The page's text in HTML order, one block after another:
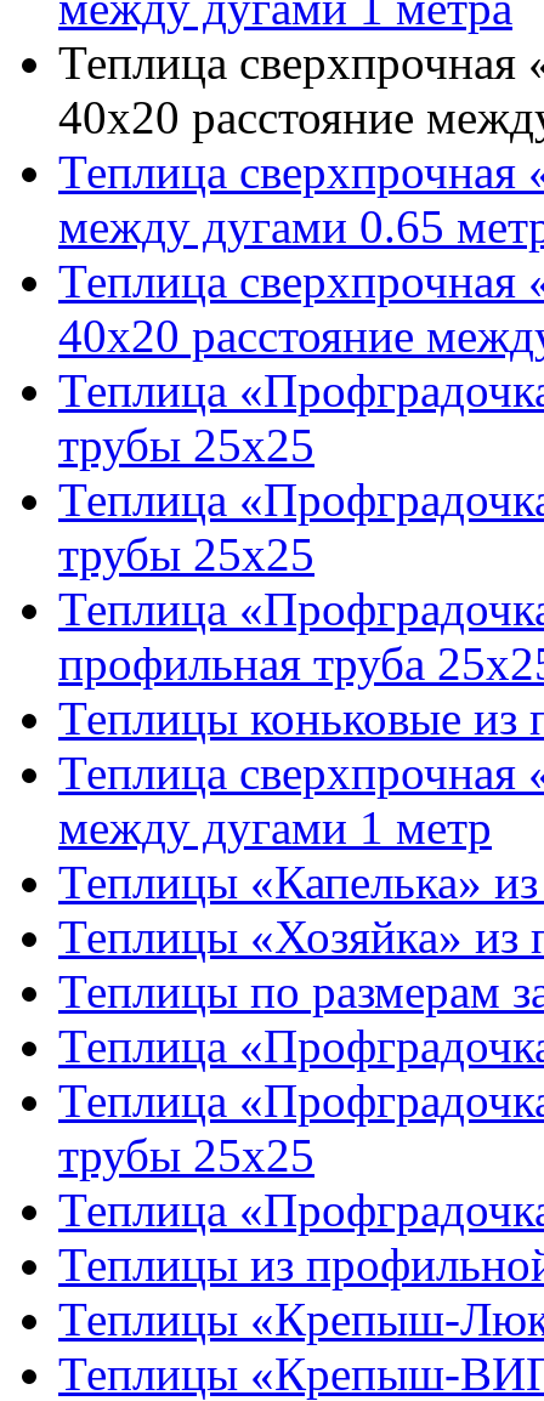
Теплица сверхпрочная
40х20 расстояние
Теплица
между дугами 0.65
Теплица сверхпрочная
40х20 расстояние
Теплица
трубы 25х25
Теплица
трубы 25х25
Теплица
профильная труба
Теплицы коньковые из
Теплица
между дугами 1 метр
Теплицы «Капелька»
Теплицы «Хозяйка» из
Теплицы по размерам
Теплица
Теплица
трубы 25х25
Теплица
Теплицы из
Теплицы «Крепыш-
Теплицы «Крепыш-